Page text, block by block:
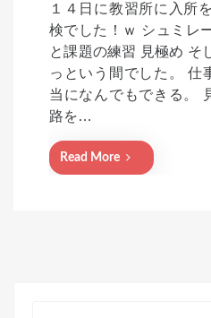
s
t
e
d
o
１４日に教習所に入所
検でした！ｗ シュミレ
と課題の練習 見極め そ
っという間でした。 仕
当になんでもできる。
路を…
Read More